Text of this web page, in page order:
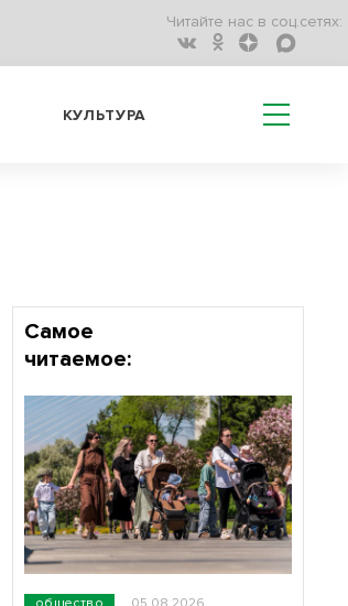
Читайте нас в соц.сетях:
КУЛЬТУРА
Самое
читаемое: